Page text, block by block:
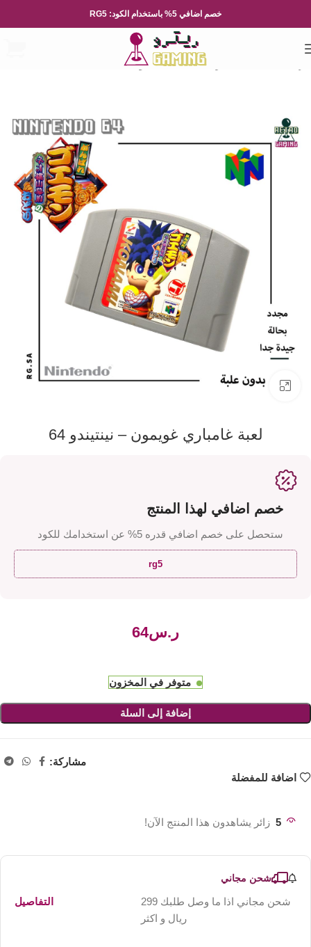
خصم اضافي 5% باستخدام الكود: RG5
Nintendo نينتيندو 64
لعبة غامباري غويمون – نينتيندو 64
خصم اضافي لهذا المنتج
ستحصل على خصم اضافي قدره 5% عن استخدامك للكود
rg5
ر.س
متوفر في المخزون
إضافة إلى السلة
مشاركة:
اضافة للمفضلة
5 زائر يشاهدون هذا المنتج الآن!
شحن مجاني
شحن مجاني اذا ما وصل طلبك 299
ريال و اكثر
التفاصيل
اضفط لتكبير الصورة